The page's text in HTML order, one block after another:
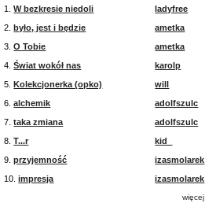
1.W bezkresie niedoli
ladyfree
2.było, jest i będzie
ametka
3.O Tobie
ametka
4.Świat wokół nas
karolp
5.Kolekcjonerka (opko)
will
6.alchemik
adolfszulc
7.taka zmiana
adolfszulc
8.T...r
kid_
9.przyjemność
izasmolarek
10.impresja izasmolarek
więcej